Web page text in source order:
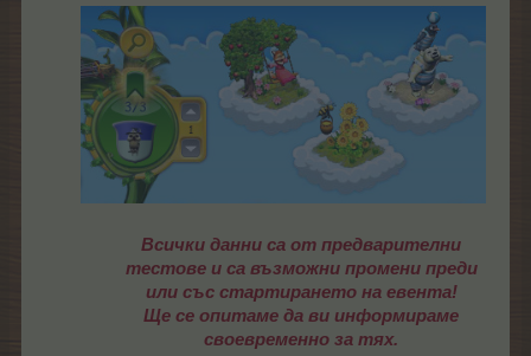
Всички данни са от предварителни
тестове и са възможни промени преди
или със стартирането на евента!
Ще се опитаме да ви информираме
своевременно за тях.